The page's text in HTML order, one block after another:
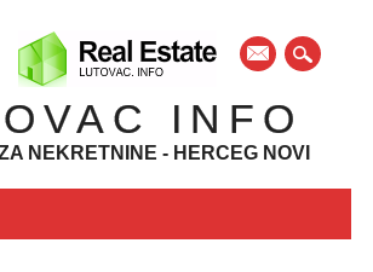
mail
INFO
NEKRETNINE - HERCEG NOVI